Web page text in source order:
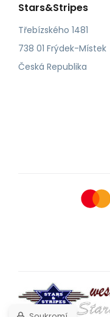
Stars&Stripes
Třebízského 1481
738 01 Frýdek-Místek
Česká Republika